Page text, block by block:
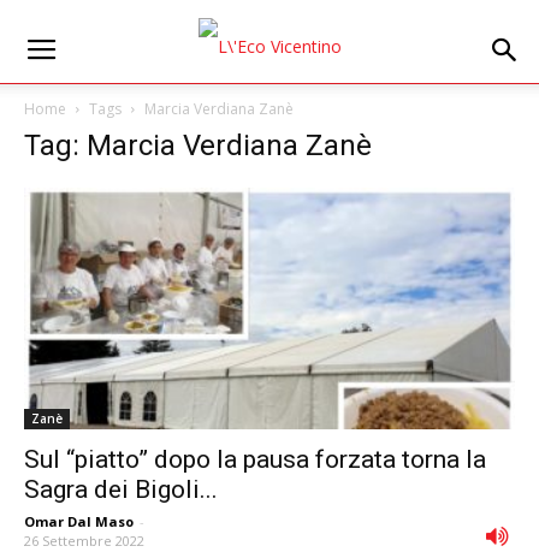
Home Tags Marcia Verdiana Zanè
Tag: Marcia Verdiana Zanè
Zanè
Sul “piatto” dopo la pausa forzata torna la
Sagra dei Bigoli...
Omar Dal Maso -
26 Settembre 2022